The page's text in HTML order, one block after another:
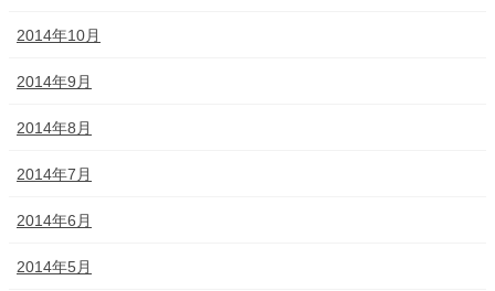
2014年10月
2014年9月
2014年8月
2014年7月
2014年6月
2014年5月